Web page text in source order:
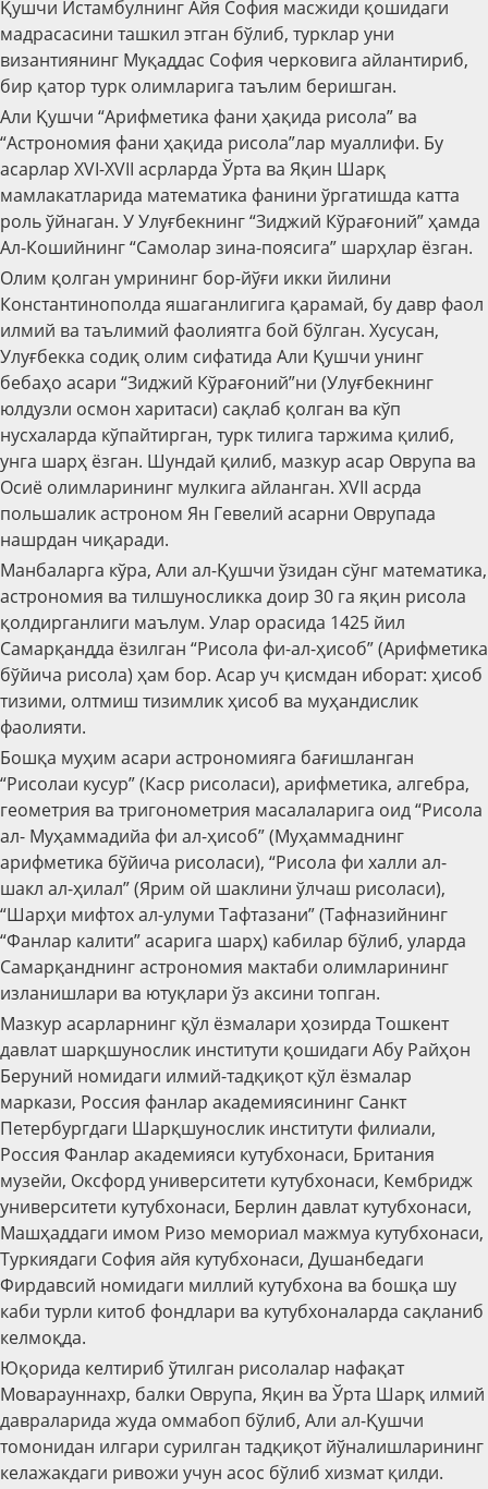
Қушчи Истамбулнинг Айя София масжиди қошидаги
мадрасасини ташкил этган бўлиб, турклар уни
византиянинг Муқаддас София черковига айлантириб,
бир қатор турк олимларига таълим беришган.
Али Қушчи “Арифметика фани ҳақида рисола” ва
“Астрономия фани ҳақида рисола”лар муаллифи. Бу
асарлар XVI-XVII асрларда Ўрта ва Яқин Шарқ
мамлакатларида математика фанини ўргатишда катта
роль ўйнаган. У Улуғбекнинг “Зиджий Кўрағоний” ҳамда
Ал-Кошийнинг “Самолар зина-поясига” шарҳлар ёзган.
Олим қолган умрининг бор-йўғи икки йилини
Константинополда яшаганлигига қарамай, бу давр фаол
илмий ва таълимий фаолиятга бой бўлган. Хусусан,
Улуғбекка содиқ олим сифатида Али Қушчи унинг
бебаҳо асари “Зиджий Кўрағоний”ни (Улуғбекнинг
юлдузли осмон харитаси) сақлаб қолган ва кўп
нусхаларда кўпайтирган, турк тилига таржима қилиб,
унга шарҳ ёзган. Шундай қилиб, мазкур асар Оврупа ва
Осиё олимларининг мулкига айланган. XVII асрда
польшалик астроном Ян Гевелий асарни Оврупада
нашрдан чиқаради.
Манбаларга кўра, Али ал-Қушчи ўзидан сўнг математика,
астрономия ва тилшуносликка доир 30 га яқин рисола
қолдирганлиги маълум. Улар орасида 1425 йил
Самарқандда ёзилган “Рисола фи-ал-ҳисоб” (Арифметика
бўйича рисола) ҳам бор. Асар уч қисмдан иборат: ҳисоб
тизими, олтмиш тизимлик ҳисоб ва муҳандислик
фаолияти.
Бошқа муҳим асари астрономияга бағишланган
“Рисолаи кусур” (Каср рисоласи), арифметика, алгебра,
геометрия ва тригонометрия масалаларига оид “Рисола
ал- Муҳаммадийа фи ал-ҳисоб” (Муҳаммаднинг
арифметика бўйича рисоласи), “Рисола фи халли ал-
шакл ал-ҳилал” (Ярим ой шаклини ўлчаш рисоласи),
“Шарҳи мифтох ал-улуми Тафтазани” (Тафназийнинг
“Фанлар калити” асарига шарҳ) кабилар бўлиб, уларда
Самарқанднинг астрономия мактаби олимларининг
изланишлари ва ютуқлари ўз аксини топган.
Мазкур асарларнинг қўл ёзмалари ҳозирда Тошкент
давлат шарқшунослик институти қошидаги Абу Райҳон
Беруний номидаги илмий-тадқиқот қўл ёзмалар
маркази, Россия фанлар академиясининг Санкт
Петербургдаги Шарқшунослик институти филиали,
Россия Фанлар академияси кутубхонаси, Британия
музейи, Оксфорд университети кутубхонаси, Кембридж
университети кутубхонаси, Берлин давлат кутубхонаси,
Машҳаддаги имом Ризо мемориал мажмуа кутубхонаси,
Туркиядаги София айя кутубхонаси, Душанбедаги
Фирдавсий номидаги миллий кутубхона ва бошқа шу
каби турли китоб фондлари ва кутубхоналарда сақланиб
келмоқда.
Юқорида келтириб ўтилган рисолалар нафақат
Моварауннахр, балки Оврупа, Яқин ва Ўрта Шарқ илмий
давраларида жуда оммабоп бўлиб, Али ал-Қушчи
томонидан илгари сурилган тадқиқот йўналишларининг
келажакдаги ривожи учун асос бўлиб хизмат қилди.